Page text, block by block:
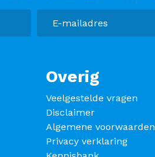
Overig
Veelgestelde vragen
Disclaimer
Algemene voorwaarden
Privacy verklaring